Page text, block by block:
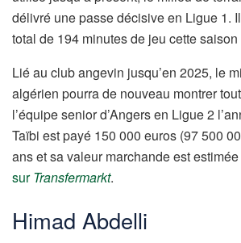
délivré une passe décisive en Ligue 1.
total de 194 minutes de jeu cette saison
Lié au club angevin jusqu’en 2025, le
algérien pourra de nouveau montrer
l’équipe senior d’Angers en Ligue 2
Taïbi est payé 150 000 euros (97 500
ans et sa valeur marchande est
surTransfermarkt.
Himad Abdelli